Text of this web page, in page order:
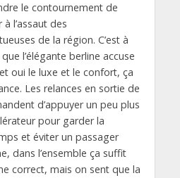
le contournement de
l’assaut des
de la région. C’est à
l’élégante berline accuse
oui le luxe et le confort, ça
Les relances en sortie de
d’appuyer un peu plus
pour garder la
et éviter un passager
dans l’ensemble ça suffit
correct, mais on sent que la